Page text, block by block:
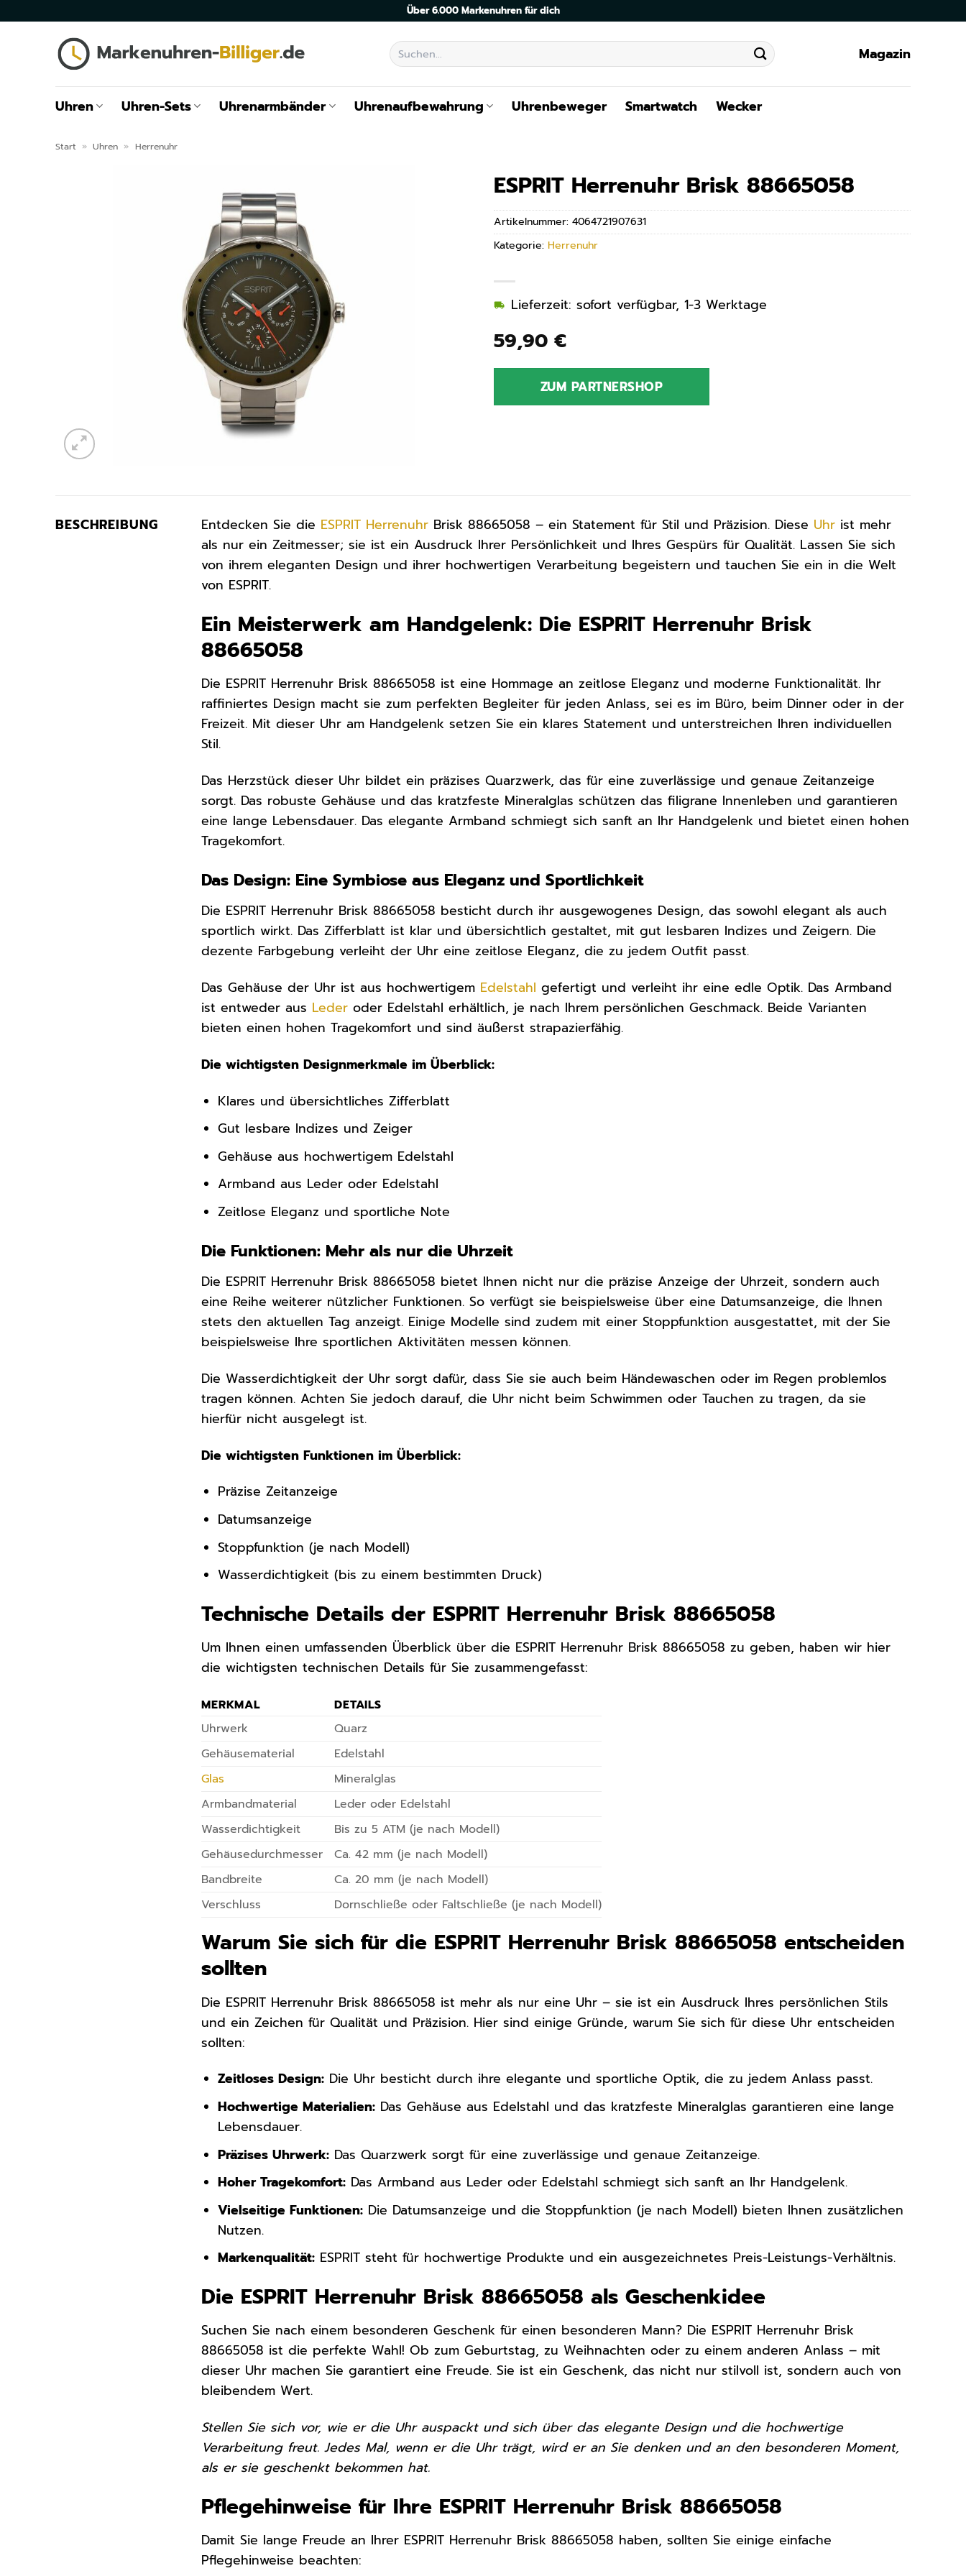
Über 6.000 Markenuhren für dich
Suchen
nach:
Magazin
Uhren Uhren-Sets Uhrenarmbänder Uhrenaufbewahrung Uhrenbeweger Smartwatch Wecker
Start » Uhren » Herrenuhr
ESPRIT Herrenuhr Brisk 88665058
59,90 €
Lieferzeit: sofort verfügbar, 1-3 Werktage
ZUM PARTNERSHOP
Artikelnummer: 4064721907631
Kategorie: Herrenuhr
BESCHREIBUNG Entdecken Sie die ESPRIT Herrenuhr Brisk 88665058 – ein Statement für Stil und Präzision. Diese Uhr ist mehr
als nur ein Zeitmesser; sie ist ein Ausdruck Ihrer Persönlichkeit und Ihres Gespürs für Qualität. Lassen Sie sich
von ihrem eleganten Design und ihrer hochwertigen Verarbeitung begeistern und tauchen Sie ein in die Welt
von ESPRIT.
Ein Meisterwerk am Handgelenk: Die ESPRIT Herrenuhr Brisk
88665058
Die ESPRIT Herrenuhr Brisk 88665058 ist eine Hommage an zeitlose Eleganz und moderne Funktionalität. Ihr
raffiniertes Design macht sie zum perfekten Begleiter für jeden Anlass, sei es im Büro, beim Dinner oder in der
Freizeit. Mit dieser Uhr am Handgelenk setzen Sie ein klares Statement und unterstreichen Ihren individuellen
Stil.
Das Herzstück dieser Uhr bildet ein präzises Quarzwerk, das für eine zuverlässige und genaue Zeitanzeige
sorgt. Das robuste Gehäuse und das kratzfeste Mineralglas schützen das filigrane Innenleben und garantieren
eine lange Lebensdauer. Das elegante Armband schmiegt sich sanft an Ihr Handgelenk und bietet einen hohen
Tragekomfort.
Das Design: Eine Symbiose aus Eleganz und Sportlichkeit
Die ESPRIT Herrenuhr Brisk 88665058 besticht durch ihr ausgewogenes Design, das sowohl elegant als auch
sportlich wirkt. Das Zifferblatt ist klar und übersichtlich gestaltet, mit gut lesbaren Indizes und Zeigern. Die
dezente Farbgebung verleiht der Uhr eine zeitlose Eleganz, die zu jedem Outfit passt.
Das Gehäuse der Uhr ist aus hochwertigem Edelstahl gefertigt und verleiht ihr eine edle Optik. Das Armband
ist entweder aus Leder oder Edelstahl erhältlich, je nach Ihrem persönlichen Geschmack. Beide Varianten
bieten einen hohen Tragekomfort und sind äußerst strapazierfähig.
Die wichtigsten Designmerkmale im Überblick:
Klares und übersichtliches Zifferblatt
Gut lesbare Indizes und Zeiger
Gehäuse aus hochwertigem Edelstahl
Armband aus Leder oder Edelstahl
Zeitlose Eleganz und sportliche Note
Die Funktionen: Mehr als nur die Uhrzeit
Die ESPRIT Herrenuhr Brisk 88665058 bietet Ihnen nicht nur die präzise Anzeige der Uhrzeit, sondern auch
eine Reihe weiterer nützlicher Funktionen. So verfügt sie beispielsweise über eine Datumsanzeige, die Ihnen
stets den aktuellen Tag anzeigt. Einige Modelle sind zudem mit einer Stoppfunktion ausgestattet, mit der Sie
beispielsweise Ihre sportlichen Aktivitäten messen können.
Die Wasserdichtigkeit der Uhr sorgt dafür, dass Sie sie auch beim Händewaschen oder im Regen problemlos
tragen können. Achten Sie jedoch darauf, die Uhr nicht beim Schwimmen oder Tauchen zu tragen, da sie
hierfür nicht ausgelegt ist.
Die wichtigsten Funktionen im Überblick:
Präzise Zeitanzeige
Datumsanzeige
Stoppfunktion (je nach Modell)
Wasserdichtigkeit (bis zu einem bestimmten Druck)
Technische Details der ESPRIT Herrenuhr Brisk 88665058
Um Ihnen einen umfassenden Überblick über die ESPRIT Herrenuhr Brisk 88665058 zu geben, haben wir hier
die wichtigsten technischen Details für Sie zusammengefasst:
MERKMAL
DETAILS
Uhrwerk
Quarz
Gehäusematerial
Edelstahl
Glas
Mineralglas
Armbandmaterial
Leder oder Edelstahl
Wasserdichtigkeit
Bis zu 5 ATM (je nach Modell)
Gehäusedurchmesser
Ca. 42 mm (je nach Modell)
Bandbreite
Ca. 20 mm (je nach Modell)
Verschluss
Dornschließe oder Faltschließe (je nach Modell)
Warum Sie sich für die ESPRIT Herrenuhr Brisk 88665058 entscheiden
sollten
Die ESPRIT Herrenuhr Brisk 88665058 ist mehr als nur eine Uhr – sie ist ein Ausdruck Ihres persönlichen Stils
und ein Zeichen für Qualität und Präzision. Hier sind einige Gründe, warum Sie sich für diese Uhr entscheiden
sollten:
Zeitloses Design: Die Uhr besticht durch ihre elegante und sportliche Optik, die zu jedem Anlass passt.
Hochwertige Materialien: Das Gehäuse aus Edelstahl und das kratzfeste Mineralglas garantieren eine lange
Lebensdauer.
Präzises Uhrwerk: Das Quarzwerk sorgt für eine zuverlässige und genaue Zeitanzeige.
Hoher Tragekomfort: Das Armband aus Leder oder Edelstahl schmiegt sich sanft an Ihr Handgelenk.
Vielseitige Funktionen: Die Datumsanzeige und die Stoppfunktion (je nach Modell) bieten Ihnen zusätzlichen
Nutzen.
Markenqualität: ESPRIT steht für hochwertige Produkte und ein ausgezeichnetes Preis-Leistungs-Verhältnis.
Die ESPRIT Herrenuhr Brisk 88665058 als Geschenkidee
Suchen Sie nach einem besonderen Geschenk für einen besonderen Mann? Die ESPRIT Herrenuhr Brisk
88665058 ist die perfekte Wahl! Ob zum Geburtstag, zu Weihnachten oder zu einem anderen Anlass – mit
dieser Uhr machen Sie garantiert eine Freude. Sie ist ein Geschenk, das nicht nur stilvoll ist, sondern auch von
bleibendem Wert.
Stellen Sie sich vor, wie er die Uhr auspackt und sich über das elegante Design und die hochwertige
Verarbeitung freut. Jedes Mal, wenn er die Uhr trägt, wird er an Sie denken und an den besonderen Moment,
als er sie geschenkt bekommen hat.
Pflegehinweise für Ihre ESPRIT Herrenuhr Brisk 88665058
Damit Sie lange Freude an Ihrer ESPRIT Herrenuhr Brisk 88665058 haben, sollten Sie einige einfache
Pflegehinweise beachten: